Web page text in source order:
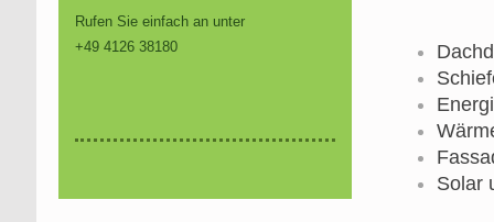
Solar
Rufen Sie einfach an unter
+49 4126 38180